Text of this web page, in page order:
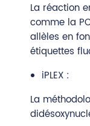
La réaction
comme la
allèles en
étiquettes
iPLEX :
La